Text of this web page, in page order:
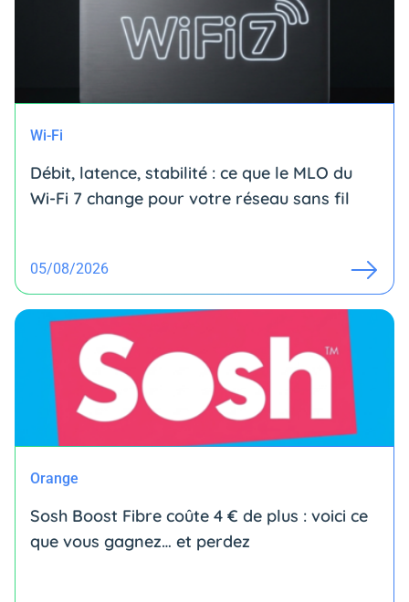
Wi-Fi
Débit, latence, stabilité : ce que le MLO du
Wi-Fi 7 change pour votre réseau sans fil
05/08/2026
Orange
Sosh Boost Fibre coûte 4 € de plus : voici ce
que vous gagnez… et perdez